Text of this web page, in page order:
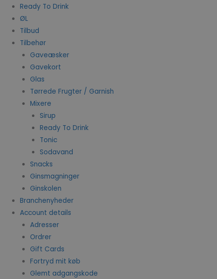
Ready To Drink
ØL
Tilbud
Tilbehør
Gaveæsker
Gavekort
Glas
Tørrede Frugter / Garnish
Mixere
Sirup
Ready To Drink
Tonic
Sodavand
Snacks
Ginsmagninger
Ginskolen
Branchenyheder
Account details
Adresser
Ordrer
Gift Cards
Fortryd mit køb
Glemt adgangskode